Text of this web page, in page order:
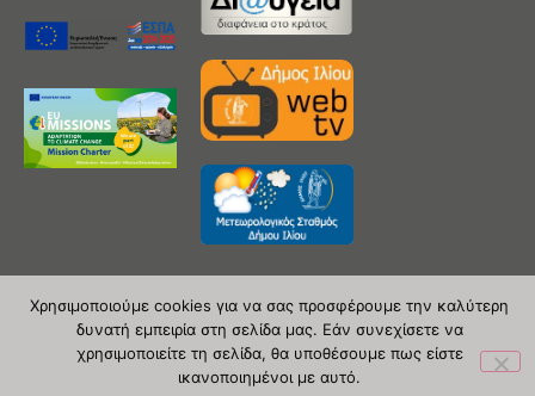
Copyright 2020 © Δήμος Ιλίου
| powered by Evolutionprojects
Χρησιμοποιούμε cookies για να σας προσφέρουμε την καλύτερη
δυνατή εμπειρία στη σελίδα μας. Εάν συνεχίσετε να
χρησιμοποιείτε τη σελίδα, θα υποθέσουμε πως είστε
ικανοποιημένοι με αυτό.